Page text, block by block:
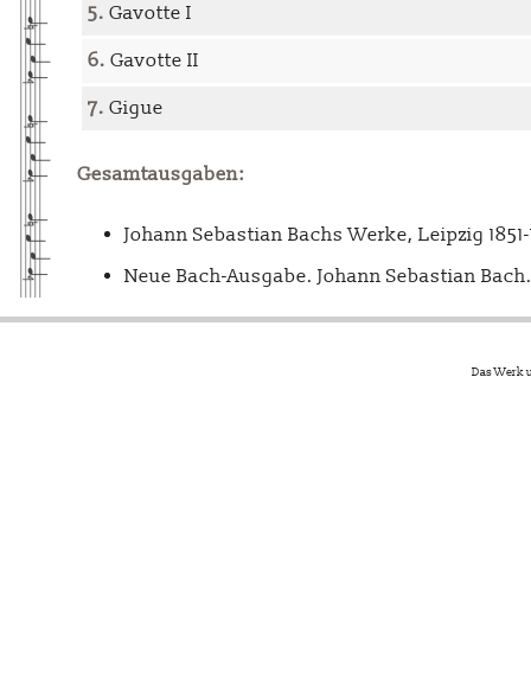
5. Gavotte I
6. Gavotte II
7. Gigue
Gesamtausgaben:
Johann Sebastian Bachs Werke, Leipzig
Neue Bach-Ausgabe. Johann Sebastian
Das Werk